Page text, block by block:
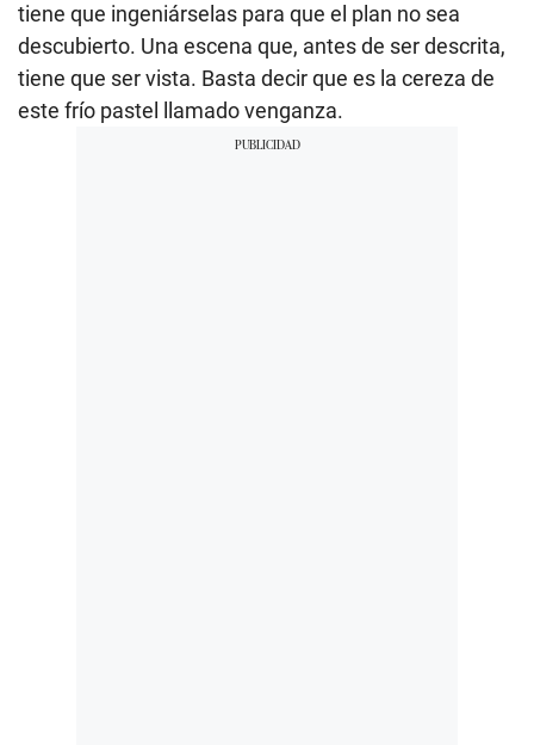
tiene que ingeniárselas para que el plan no sea
descubierto. Una escena que, antes de ser descrita,
tiene que ser vista. Basta decir que es la cereza de
este frío pastel llamado venganza.